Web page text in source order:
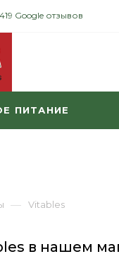
419 Google отзывов
ПИТАНИЕ
— Vitables
в нашем